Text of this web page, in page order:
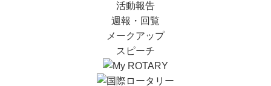
活動報告
週報・回覧
メークアップ
スピーチ